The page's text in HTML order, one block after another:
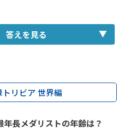
答えを見る
リビア 世界編
長メダリストの年齢は？